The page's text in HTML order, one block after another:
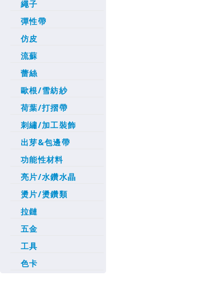
繩子
彈性帶
仿皮
流蘇
蕾絲
歐根/雪紡紗
荷葉/打摺帶
刺繡/加工裝飾
出芽&包邊帶
功能性材料
亮片/水鑽水晶
燙片/燙鑽類
拉鏈
五金
工具
色卡